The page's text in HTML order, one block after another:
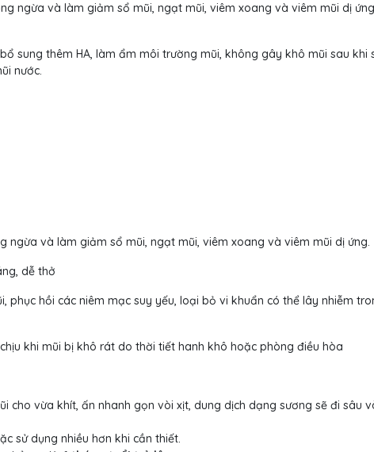
ngừa và làm giảm sổ mũi, ngạt mũi, viêm xoang và viêm mũi dị
sung thêm HA, làm ẩm môi trường mũi, không gây khô mũi sau khi
nước.
ngừa và làm giảm sổ mũi, ngạt mũi, viêm xoang và viêm mũi dị ứng.
dễ thở
phục hồi các niêm mạc suy yếu, loại bỏ vi khuẩn có thể lây nhiễm
khi mũi bị khô rát do thời tiết hanh khô hoặc phòng điều hòa
cho vừa khít, ấn nhanh gọn vòi xịt, dung dịch dạng sương sẽ đi sâu
sử dụng nhiều hơn khi cần thiết.